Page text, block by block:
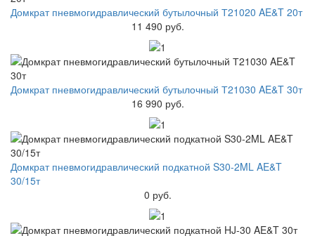
Домкрат пневмогидравлический бутылочный Т21020 AE&T 20т
11 490 руб.
Домкрат пневмогидравлический бутылочный Т21030 AE&T 30т
16 990 руб.
Домкрат пневмогидравлический подкатной S30-2ML AE&T
30/15т
0 руб.